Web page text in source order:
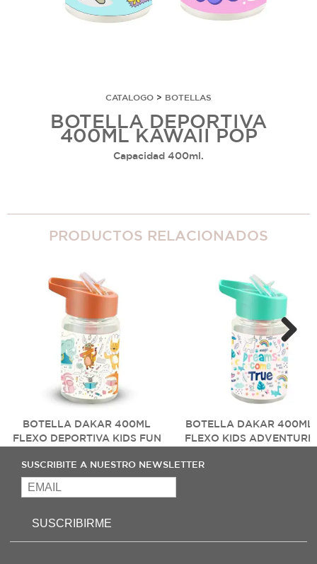
CATALOGO > BOTELLAS
BOTELLA DEPORTIVA
400ML KAWAII POP
Capacidad 400ml.
PRODUCTOS RELACIONADOS
BOTELLA DAKAR 400ML
FLEXO DEPORTIVA KIDS FUN
BOTELLA DAKAR 400ML
FLEXO KIDS ADVENTURE
Next
SUSCRIBITE A NUESTRO NEWSLETTER
SUSCRIBIRME